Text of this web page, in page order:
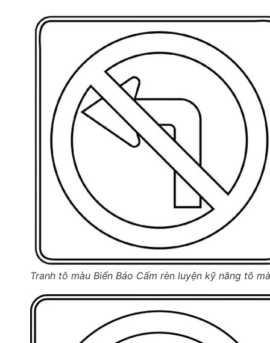
Tranh tô màu Biển Báo Cấm rèn luyện kỹ năng tô